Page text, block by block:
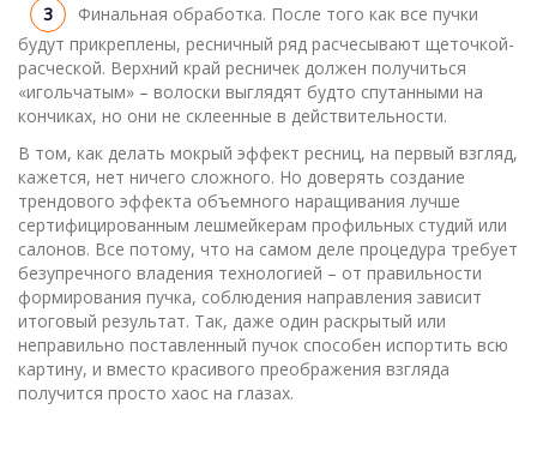
Финальная обработка. После того как все пучки
будут прикреплены, ресничный ряд расчесывают щеточкой-
расческой. Верхний край ресничек должен получиться
«игольчатым» – волоски выглядят будто спутанными на
кончиках, но они не склеенные в действительности.
В том, как делать мокрый эффект ресниц, на первый взгляд,
кажется, нет ничего сложного. Но доверять создание
трендового эффекта объемного наращивания лучше
сертифицированным лешмейкерам профильных студий или
салонов. Все потому, что на самом деле процедура требует
безупречного владения технологией – от правильности
формирования пучка, соблюдения направления зависит
итоговый результат. Так, даже один раскрытый или
неправильно поставленный пучок способен испортить всю
картину, и вместо красивого преображения взгляда
получится просто хаос на глазах.